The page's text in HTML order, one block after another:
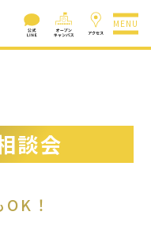
MENU
談会
！